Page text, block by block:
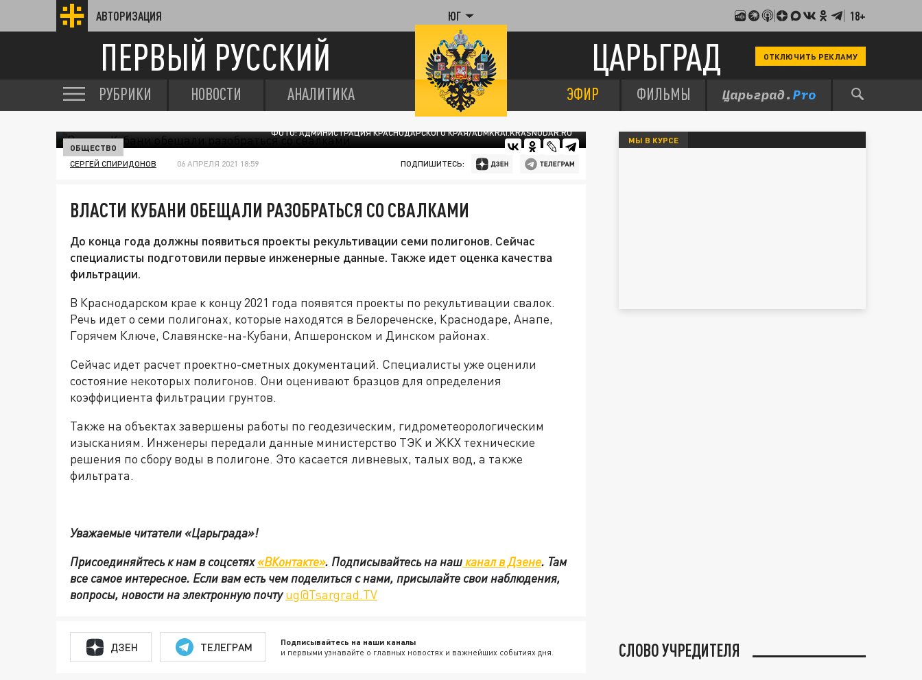
АВТОРИЗАЦИЯ ЮГ 18+
ПЕРВЫЙ РУССКИЙ ЦАРЬГРАД ОТКЛЮЧИТЬ РЕКЛАМУ
РУБРИКИ НОВОСТИ АНАЛИТИКА ЭФИР ФИЛЬМЫ
ФОТО: АДМИНИСТРАЦИЯ КРАСНОДАРСКОГО КРАЯ/ADMKRAI.KRASNODAR.RU
ОБЩЕСТВО
СЕРГЕЙ СПИРИДОНОВ 06 АПРЕЛЯ 2021 18:59 ПОДПИШИТЕСЬ:
ВЛАСТИ КУБАНИ ОБЕЩАЛИ РАЗОБРАТЬСЯ СО СВАЛКАМИ
До конца года должны появиться проекты рекультивации семи полигонов. Сейчас
специалисты подготовили первые инженерные данные. Также идет оценка качества
фильтрации.
В Краснодарском крае к концу 2021 года появятся проекты по рекультивации свалок.
Речь идет о семи полигонах, которые находятся в Белореченске, Краснодаре, Анапе,
Горячем Ключе, Славянске-на-Кубани, Апшеронском и Динском районах.
Сейчас идет расчет проектно-сметных документаций. Специалисты уже оценили
состояние некоторых полигонов. Они оценивают бразцов для определения
коэффициента фильтрации грунтов.
Также на объектах завершены работы по геодезическим, гидрометеорологическим
изысканиям. Инженеры передали данные министерство ТЭК и ЖКХ технические
решения по сбору воды в полигоне. Это касается ливневых, талых вод, а также
фильтрата.
Уважаемые читатели «Царьграда»!
Присоединяйтесь к нам всоцсетях«ВКонтакте». Подписывайтесь на нашканал в Дзене. Там
все самое интересное. Если вам есть чем поделиться с нами, присылайте свои наблюдения,
вопросы, новости на электронную почтуug@Tsargrad.TV
ДЗЕН ТЕЛЕГРАМ Подписывайтесь на наши каналы
и первыми узнавайте о главных новостях и важнейших событиях дня.
МЫ В КУРСЕ
СЛОВО УЧРЕДИТЕЛЯ